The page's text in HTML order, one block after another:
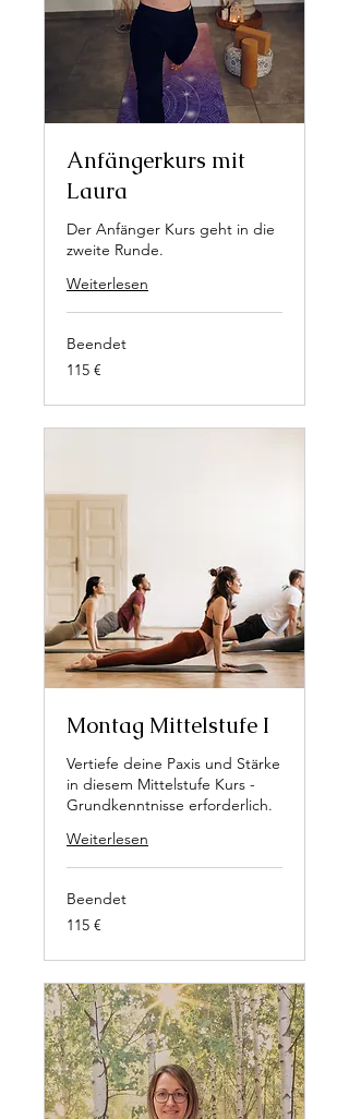
Anfängerkurs mit
Laura
Der Anfänger Kurs geht in die
zweite Runde.
Weiterlesen
Beendet
115
Euro
115 €
Montag Mittelstufe I
Vertiefe deine Paxis und Stärke
in diesem Mittelstufe Kurs -
Grundkenntnisse erforderlich.
Weiterlesen
Beendet
115
Euro
115 €